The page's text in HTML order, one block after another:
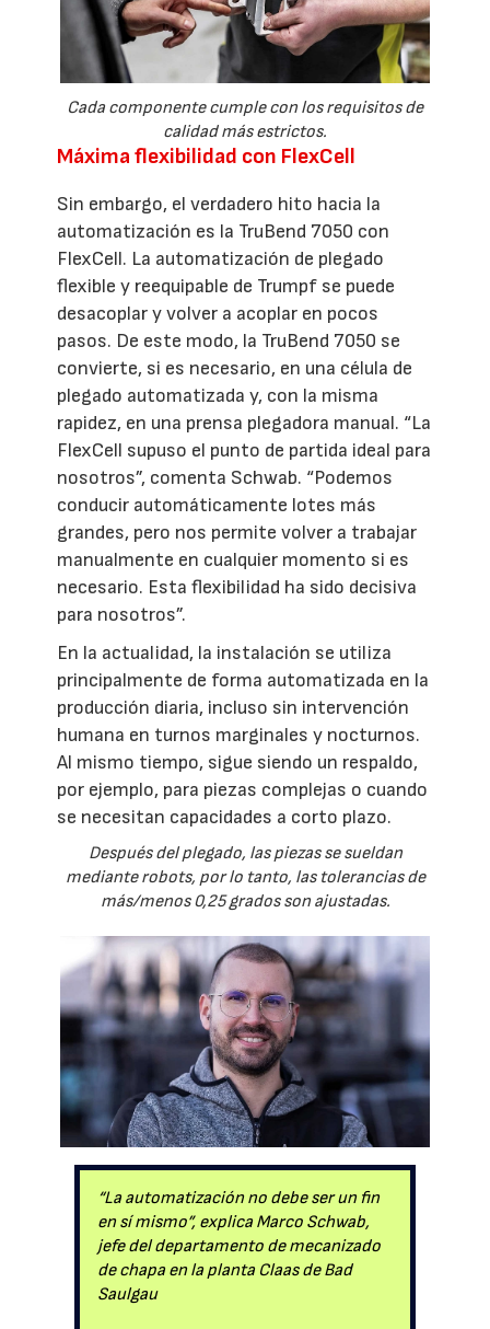
Cada componente cumple con los requisitos de
calidad más estrictos.
Máxima flexibilidad con FlexCell
Sin embargo, el verdadero hito hacia la
automatización es la TruBend 7050 con
FlexCell. La automatización de plegado
flexible y reequipable de Trumpf se puede
desacoplar y volver a acoplar en pocos
pasos. De este modo, la TruBend 7050 se
convierte, si es necesario, en una célula de
plegado automatizada y, con la misma
rapidez, en una prensa plegadora manual. “La
FlexCell supuso el punto de partida ideal para
nosotros”, comenta Schwab. “Podemos
conducir automáticamente lotes más
grandes, pero nos permite volver a trabajar
manualmente en cualquier momento si es
necesario. Esta flexibilidad ha sido decisiva
para nosotros”.
En la actualidad, la instalación se utiliza
principalmente de forma automatizada en la
producción diaria, incluso sin intervención
humana en turnos marginales y nocturnos.
Al mismo tiempo, sigue siendo un respaldo,
por ejemplo, para piezas complejas o cuando
se necesitan capacidades a corto plazo.
Después del plegado, las piezas se sueldan
mediante robots, por lo tanto, las tolerancias de
más/menos 0,25 grados son ajustadas.
“La automatización no debe ser un fin
en sí mismo”, explica Marco Schwab,
jefe del departamento de mecanizado
de chapa en la planta Claas de Bad
Saulgau